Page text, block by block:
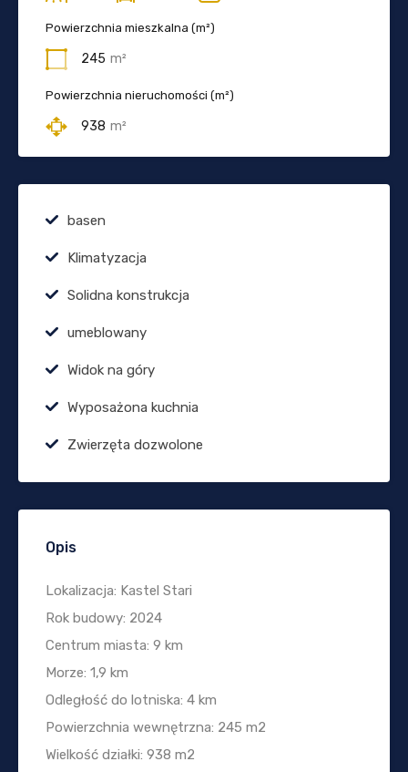
Powierzchnia mieszkalna (m²)
245 m²
Powierzchnia nieruchomości (m²)
938 m²
basen
Klimatyzacja
Solidna konstrukcja
umeblowany
Widok na góry
Wyposażona kuchnia
Zwierzęta dozwolone
Opis
Lokalizacja: Kastel Stari
Rok budowy: 2024
Centrum miasta: 9 km
Morze: 1,9 km
Odległość do lotniska: 4 km
Powierzchnia wewnętrzna: 245 m2
Wielkość działki: 938 m2